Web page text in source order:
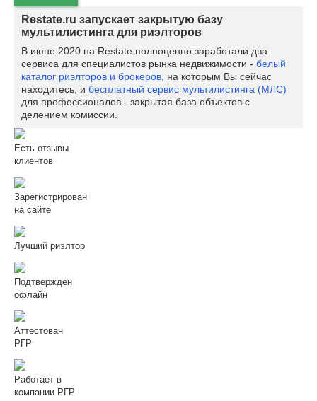
Restate.ru запускает закрытую базу
мультилистинга для риэлторов
В июне 2020 на Restate полноценно заработали два
сервиса для специалистов рынка недвижимости - белый
каталог риэлторов и брокеров , на которым Вы сейчас
находитесь, и бесплатный сервис мультилистинга (МЛС)
для профессионалов - закрытая база объектов с
делением комиссии.
Есть отзывы
клиентов
Зарегистрирован
на сайте
Лучший риэлтор
Подтверждён
офлайн
Аттестован
РГР
Работает в
компании РГР